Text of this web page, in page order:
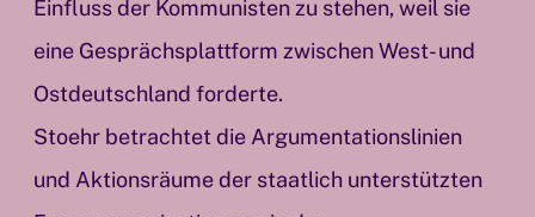
Einfluss der Kommunisten zu stehen, weil sie
eine Gesprächsplattform zwischen West- und
Ostdeutschland forderte.
Stoehr betrachtet die Argumentationslinien
und Aktionsräume der staatlich unterstützten